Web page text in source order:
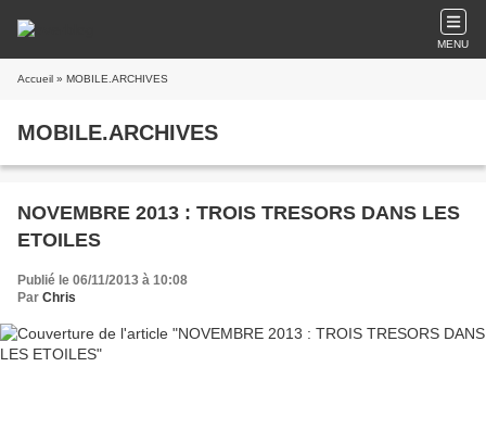
MENU
Accueil » MOBILE.ARCHIVES
MOBILE.ARCHIVES
NOVEMBRE 2013 : TROIS TRESORS DANS LES
ETOILES
Publié le 06/11/2013 à 10:08
Par Chris